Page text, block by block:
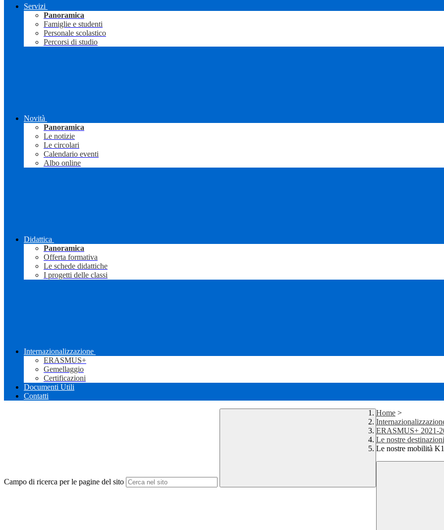
Servizi
Panoramica
Famiglie e studenti
Personale scolastico
Percorsi di studio
Novità
Panoramica
Le notizie
Le circolari
Calendario eventi
Albo online
Didattica
Panoramica
Offerta formativa
Le schede didattiche
I progetti delle classi
Internazionalizzazione
ERASMUS+
Gemellaggio
Certificazioni
Documenti Utili
Contatti
Campo di ricerca per le pagine del sito
Home >
ERASMUS+ 2021-
Le nostre destinazioni
Le nostre mobilità